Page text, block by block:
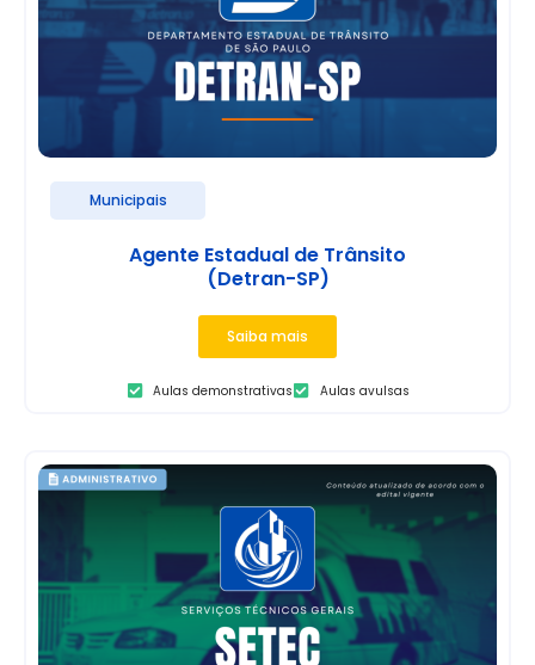
Municipais
Agente Estadual de Trânsito
(Detran-SP)
Saiba mais
Aulas demonstrativas Aulas avulsas